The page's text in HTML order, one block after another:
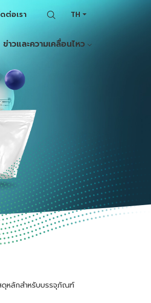
TH
ต่อเรา
ข่าวและความเคลื่อนไหว
ดุหลักสำหรับบรรจุภัณฑ์